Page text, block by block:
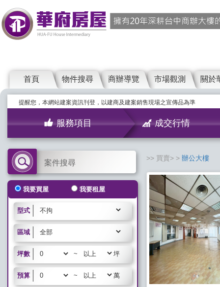
首頁 物件搜尋 商辦導覽 市場觀測 關於
提醒您，本網站建案資訊刊登，以建商及建案銷售現場之宣傳品為準
服務項目 成交行情
案件搜尋
我要買屋 我要租屋
型式
區域
坪數 ~ 坪
預算 ~ 萬
買賣> 辦公大樓